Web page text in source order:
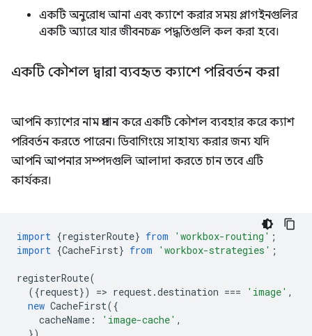
একটি অনুরোধ আনা এবং ক্যাশে করার সময় প্লাগইনগুলির
একটি অ্যারে যার জীবনচক্র পদ্ধতিগুলি কল করা হবে।
একটি কৌশল দ্বারা ব্যবহৃত ক্যাশে পরিবর্তন করা
আপনি ক্যাশের নাম প্রদান করে একটি কৌশল ব্যবহার করে ক্যাশ
পরিবর্তন করতে পারেন। ডিবাগিংয়ে সাহায্য করার জন্য যদি
আপনি আপনার সম্পদগুলি আলাদা করতে চান তবে এটি
কার্যকর।
import {registerRoute} from 'workbox-routing' ;
import {CacheFirst} from 'workbox-strategies' ;
registerRoute(
({request}) => request .destination === 'image' ,
new CacheFirst({
cacheName : 'image-cache' ,